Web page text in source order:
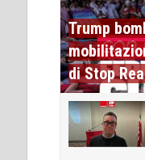
Trump
di Stop